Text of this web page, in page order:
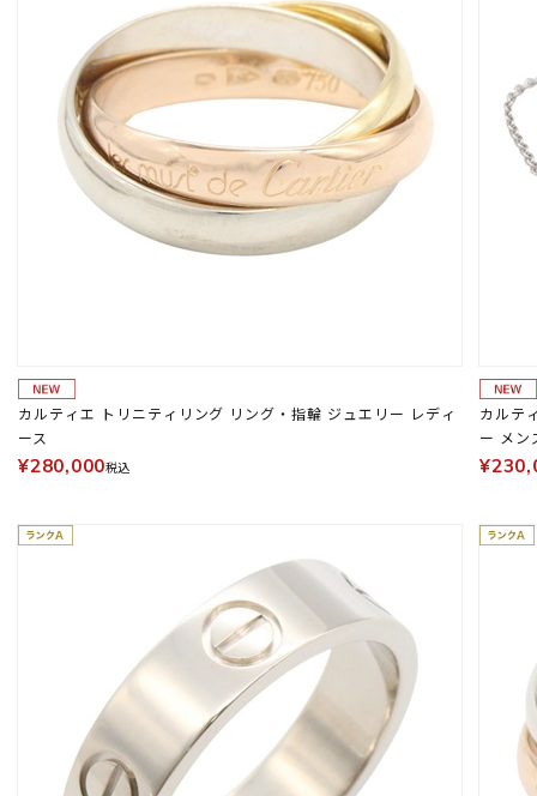
カルティエ トリニティリング リング・指輪 ジュエリー レディ
ース
¥280,000税込
カルテ
ー メン